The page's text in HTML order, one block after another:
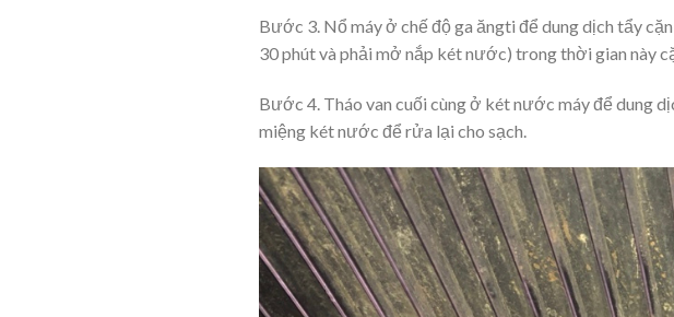
Bước 3. Nổ máy ở chế độ ga ăngti để dung dịch tẩy
30 phút và phải mở nắp két nước) trong thời gian này
Bước 4. Tháo van cuối cùng ở két nước máy để dung
miệng két nước để rửa lại cho sạch.